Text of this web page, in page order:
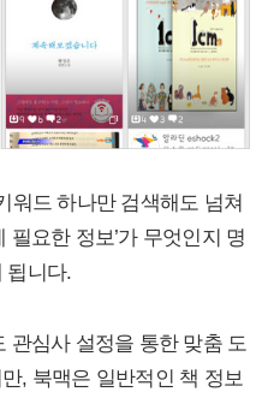
워드 하나만 검색해도 넘쳐
필요한 정보’가 무엇인지 명
됩니다.
관심사 설정을 통한 맞춤 도
, 북맥은 일반적인 책 정보